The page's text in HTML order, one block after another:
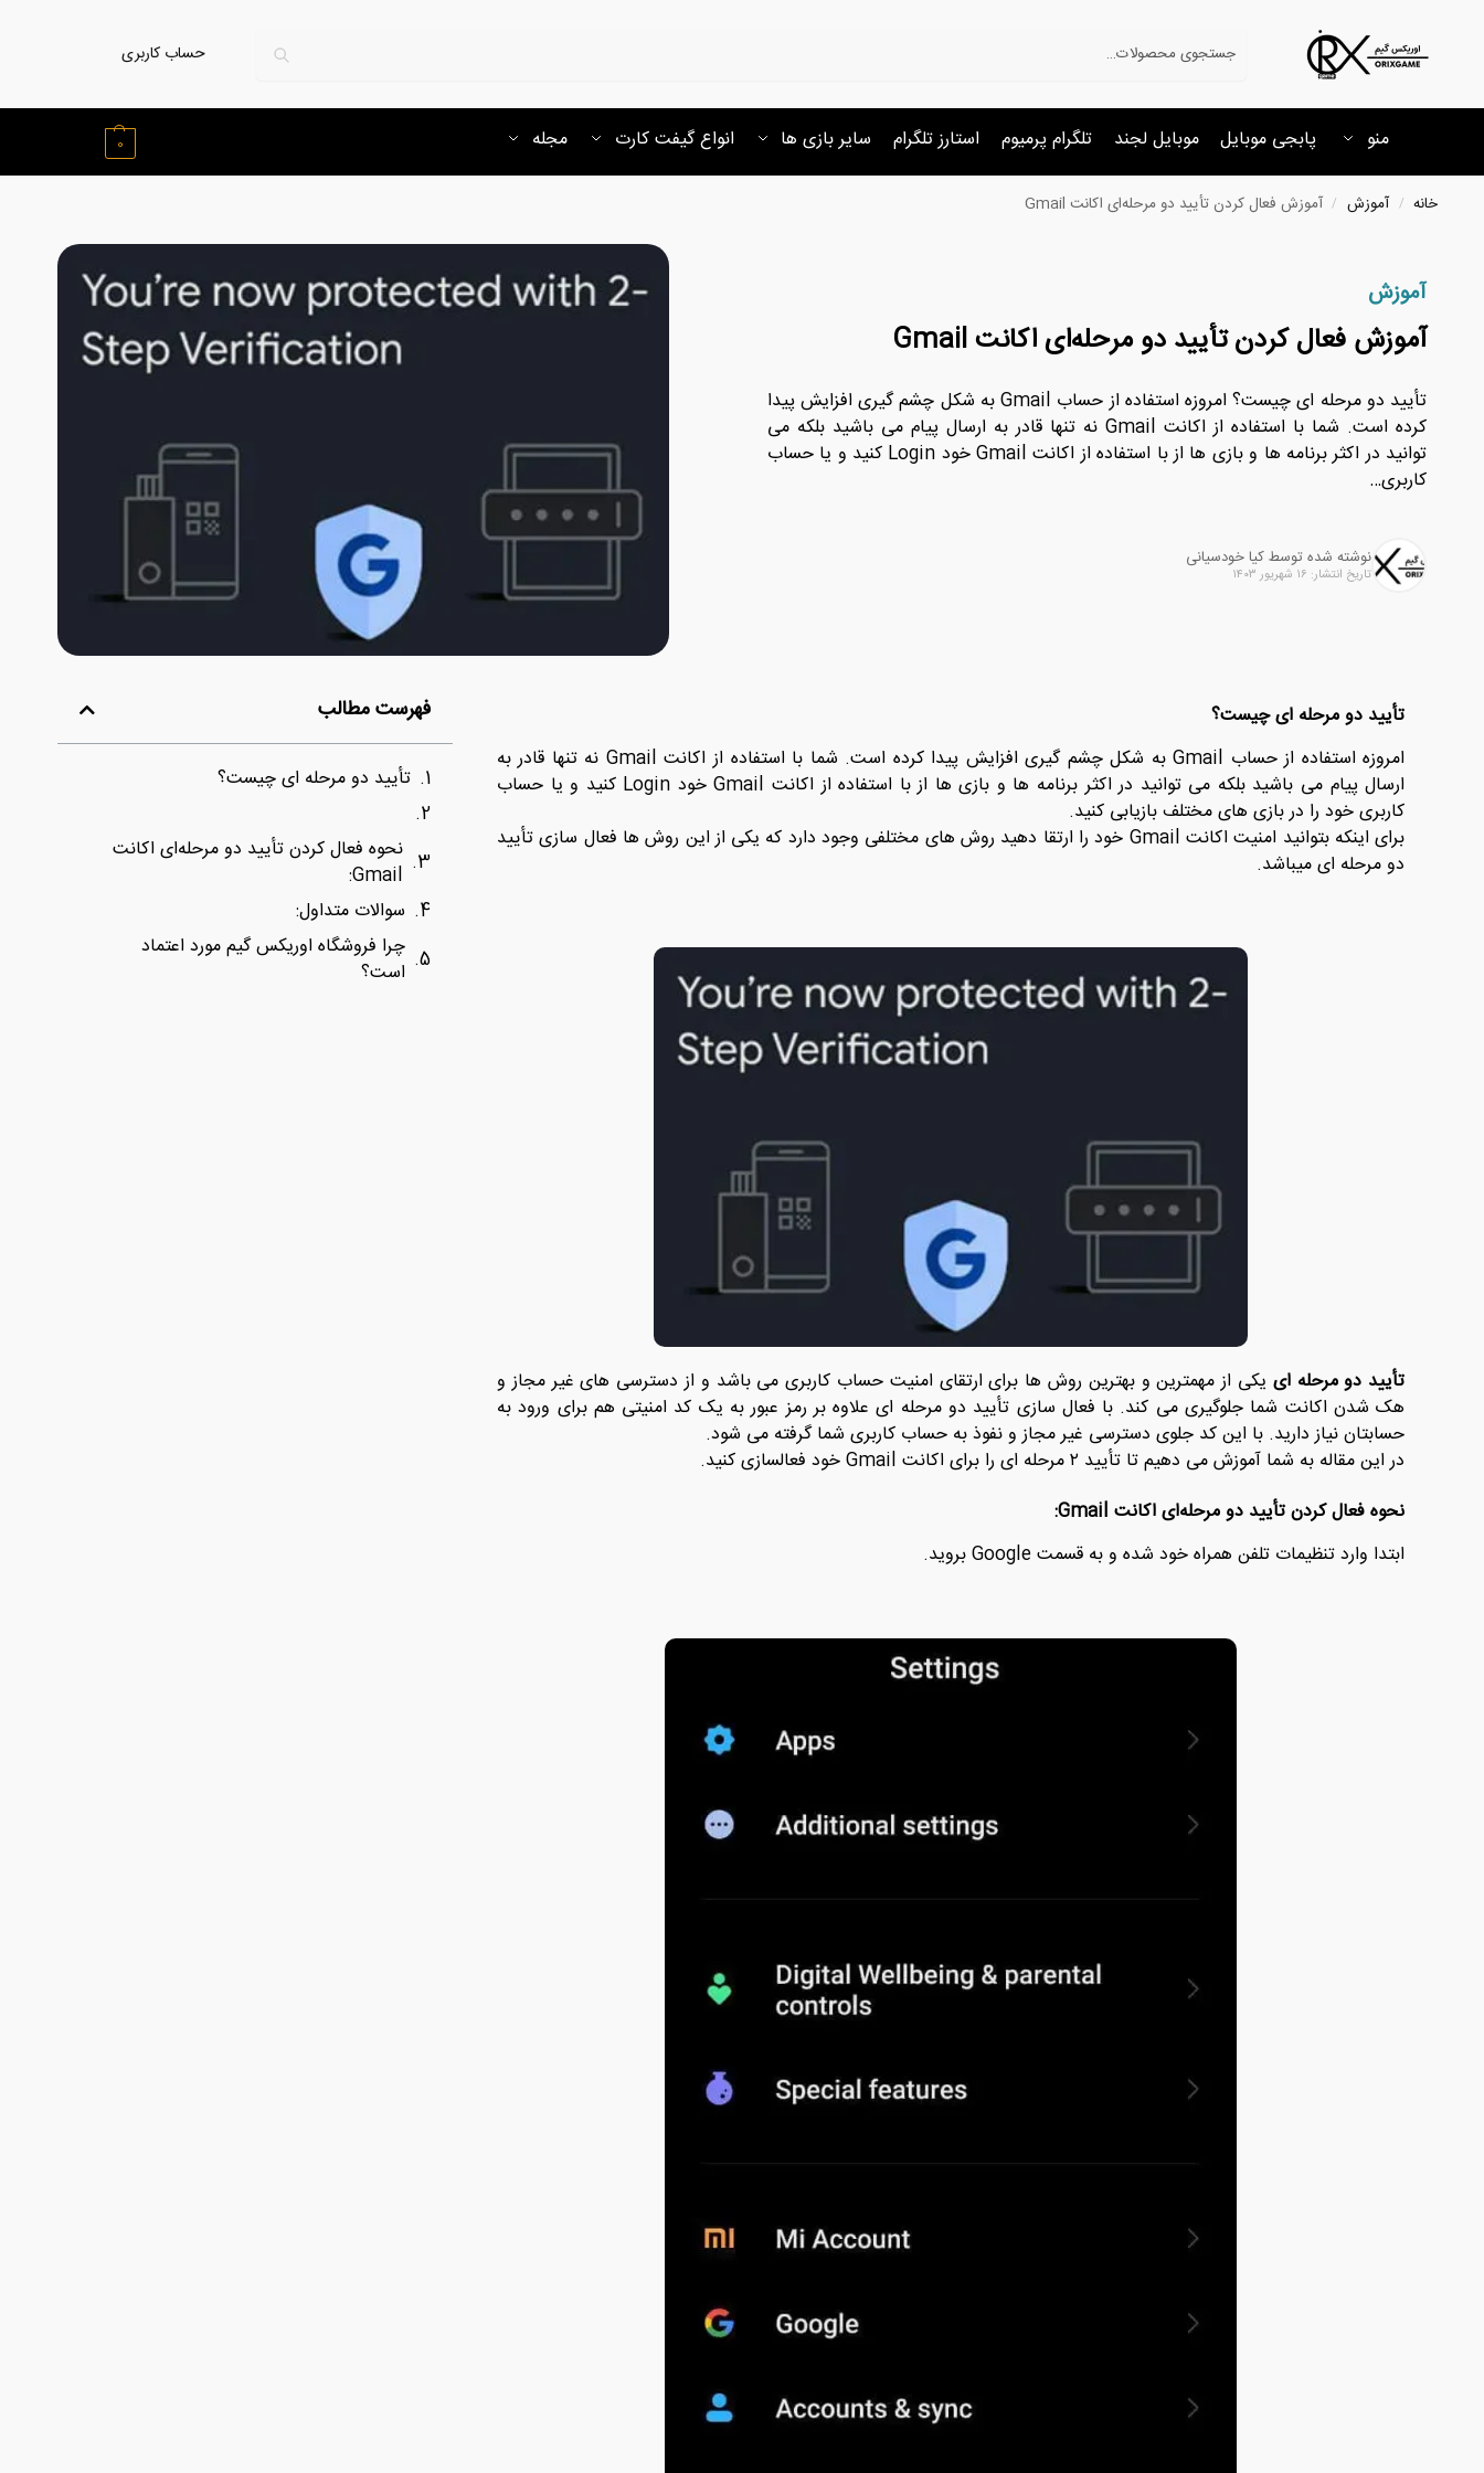
حساب کاربری
منو پابجی موبایل موبایل لجند تلگرام پرمیوم استارز تلگرام سایر بازی ها انواع گیفت کارت مجله 0
خانه / آموزش / آموزش فعال کردن تأیید دو مرحله‌ای اکانت Gmail
آموزش
آموزش فعال کردن تأیید دو مرحله‌ای اکانت Gmail
تأیید دو مرحله ای چیست؟ امروزه استفاده از حساب Gmail به شکل چشم گیری افزایش پیدا
کرده است. شما با استفاده از اکانت Gmail نه تنها قادر به ارسال پیام می باشید بلکه می
توانید در اکثر برنامه ها و بازی ها از با استفاده از اکانت Gmail خود Login کنید و یا حساب
کاربری…
نوشته شده توسط کیا خودسیانی
تاریخ انتشار: ۱۶ شهریور ۱۴۰۳
تأیید دو مرحله ای چیست؟
امروزه استفاده از حساب Gmail
به شکل چشم گیری افزایش پیدا کرده است. شما با استفاده از اکانت Gmail نه تنها قادر به
ارسال پیام می باشید بلکه می توانید در اکثر برنامه ها و بازی ها از با استفاده از اکانت Gmail خود Login کنید و یا حساب
کاربری خود را در بازی های مختلف بازیابی کنید.
برای اینکه بتوانید امنیت اکانت Gmail خود را ارتقا دهید روش های مختلفی وجود دارد که یکی از این روش ها فعال سازی تأیید
دو مرحله ای میباشد.
تأیید دو مرحله ای یکی از مهمترین و بهترین روش ها برای ارتقای امنیت حساب کاربری می باشد و از دسترسی های غیر مجاز و
هک شدن اکانت شما جلوگیری می کند. با فعال سازی تأیید دو مرحله ای علاوه بر رمز عبور به یک کد امنیتی هم برای ورود به
حسابتان نیاز دارید. با این کد جلوی دسترسی غیر مجاز و نفوذ به حساب کاربری شما گرفته می شود.
در این مقاله به شما آموزش می دهیم تا تأیید ۲ مرحله ای را برای اکانت Gmail خود فعالسازی کنید.
نحوه فعال کردن تأیید دو مرحله‌ای اکانت Gmail:
ابتدا وارد تنظیمات تلفن همراه خود شده و به قسمت Google بروید.
فهرست مطالب
تأیید دو مرحله ای چیست؟
نحوه فعال کردن تأیید دو مرحله‌ای اکانت
Gmail:
سوالات متداول:
چرا فروشگاه اوریکس گیم مورد اعتماد
است؟